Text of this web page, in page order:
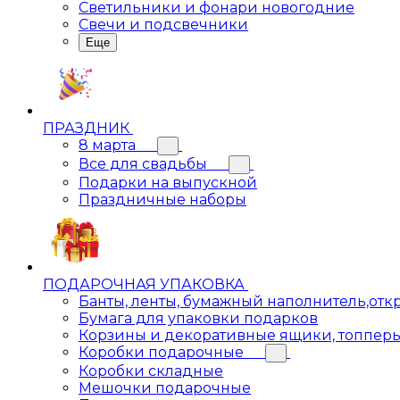
Светильники и фонари новогодние
Свечи и подсвечники
Еще
ПРАЗДНИК
8 марта
Все для свадьбы
Подарки на выпускной
Праздничные наборы
ПОДАРОЧНАЯ УПАКОВКА
Банты, ленты, бумажный
Бумага для упаковки подарков
Корзины и декоративные ящики,
Коробки подарочные
Коробки складные
Мешочки подарочные